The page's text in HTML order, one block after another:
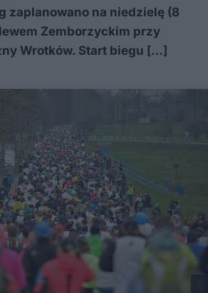
zaplanowano na niedzielę (8
Zemborzyckim przy
Wrotków. Start biegu […]